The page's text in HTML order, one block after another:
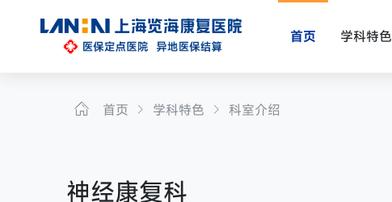
首页 学科特色
首页 学科特色 科室介绍
神经康复科